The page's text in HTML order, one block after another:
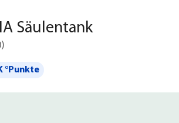
Säulentank
)
°Punkte